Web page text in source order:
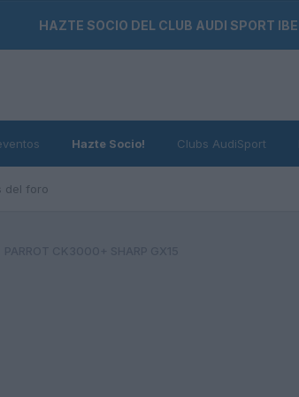
HAZTE SOCIO DEL CLUB AUDI SPORT
del foro
Hazte Socio! Clubs AudiSport